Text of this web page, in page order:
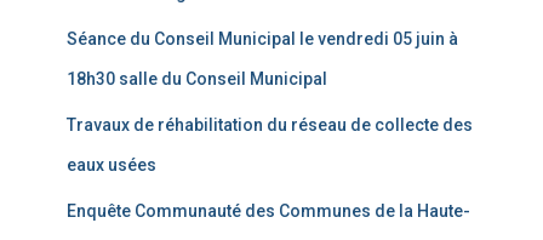
Séance du Conseil Municipal le vendredi 05 juin à
18h30 salle du Conseil Municipal
Travaux de réhabilitation du réseau de collecte des
eaux usées
Enquête Communauté des Communes de la Haute-